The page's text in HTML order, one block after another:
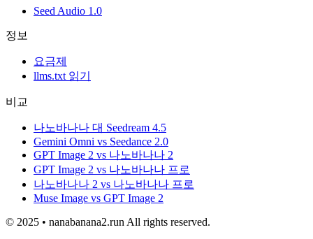
Seed Audio 1.0
정보
요금제
llms.txt 읽기
비교
나노바나나 대 Seedream 4.5
Gemini Omni vs Seedance 2.0
GPT Image 2 vs 나노바나나 2
GPT Image 2 vs 나노바나나 프로
나노바나나 2 vs 나노바나나 프로
Muse Image vs GPT Image 2
© 2025 • nanabanana2.run All rights reserved.